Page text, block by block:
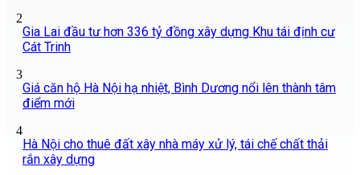
2
Gia Lai đầu tư hơn 336 tỷ đồng xây dựng Khu tái định cư
Cát Trinh
3
Giá căn hộ Hà Nội hạ nhiệt, Bình Dương nổi lên thành tâm
điểm mới
4
Hà Nội cho thuê đất xây nhà máy xử lý, tái chế chất thải
rắn xây dựng